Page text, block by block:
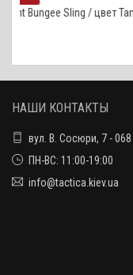
Sling / цвет Tan
НАШИ КОНТАКТЫ
вул. В. Сосюри, 7 -
ПН-ВС: 11:00-19:00
info@tactica.kiev.ua